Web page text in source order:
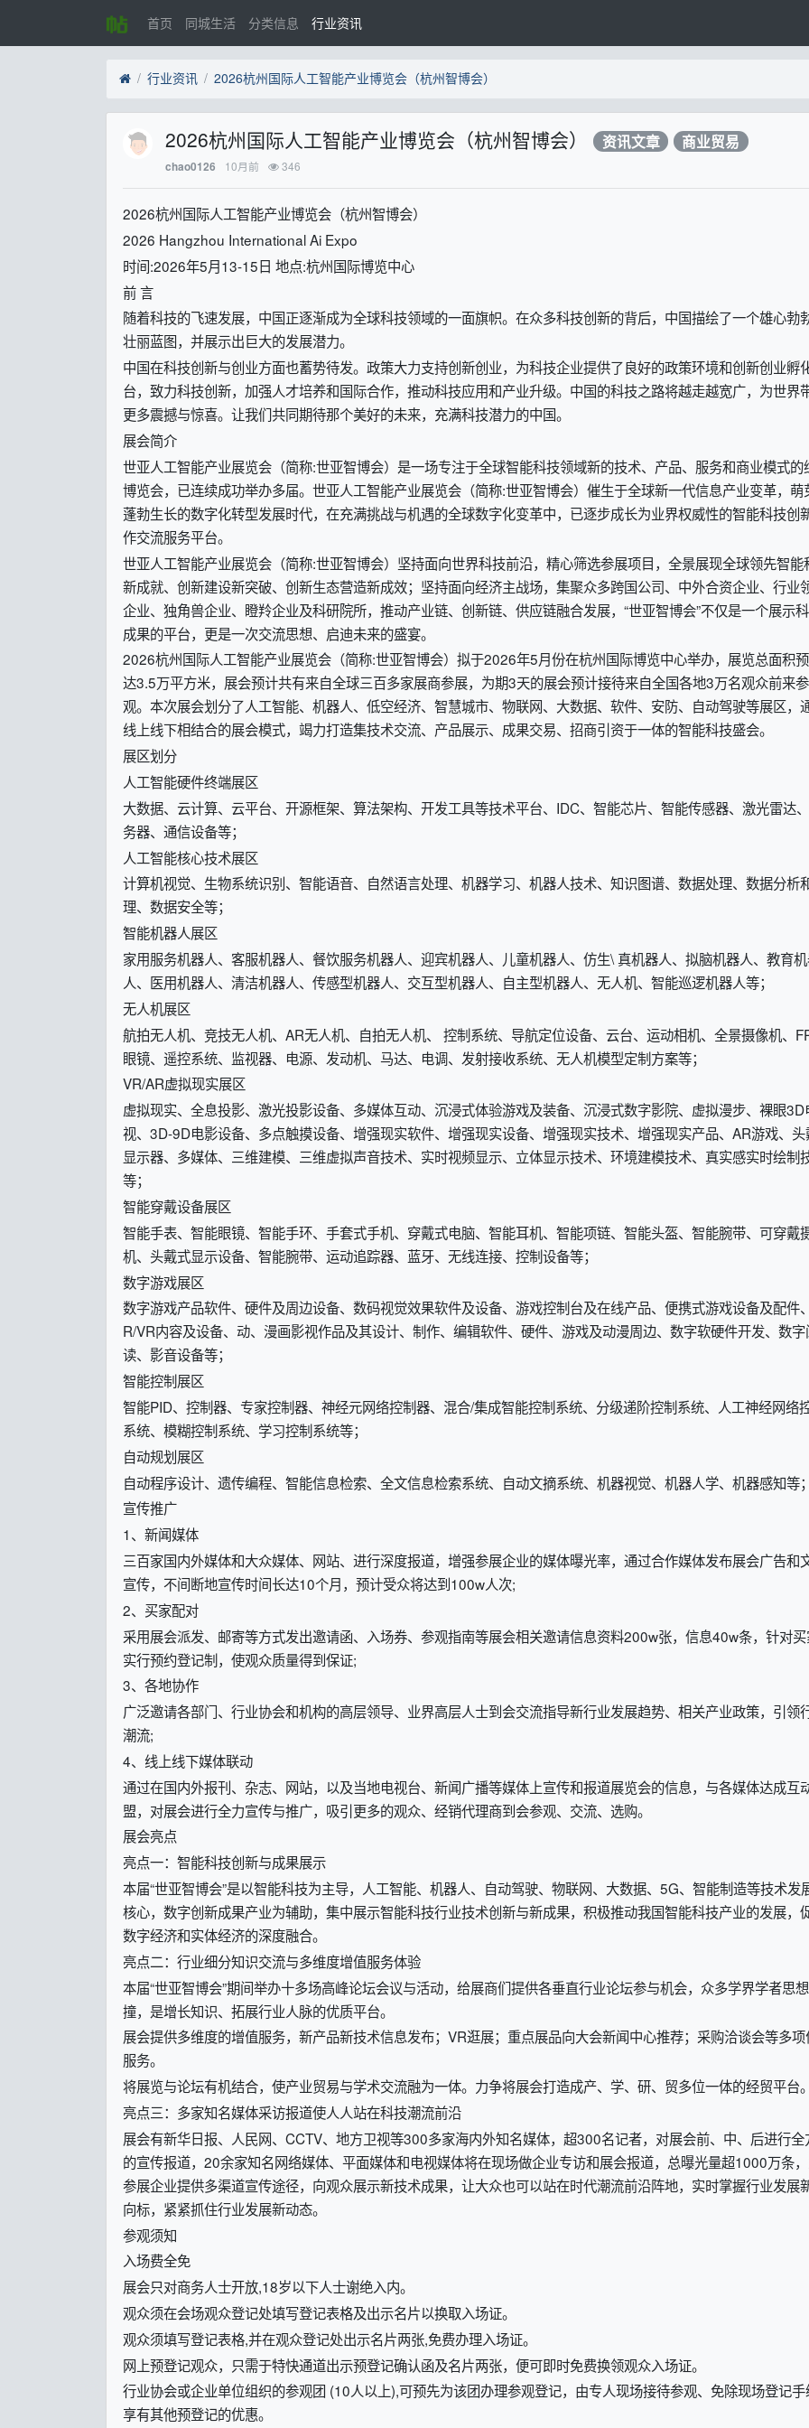
首页 同城生活 分类信息 行业资讯
行业资讯 2026杭州国际人工智能产业博览会（杭州智博会）
2026杭州国际人工智能产业博览会（杭州智博会） 资讯文章 商业贸易
chao0126 10月前 346
2026杭州国际人工智能产业博览会（杭州智博会）
2026 Hangzhou International Ai Expo
时间:2026年5月13-15日 地点:杭州国际博览中心
前 言
随着科技的飞速发展，中国正逐渐成为全球科技领域的一面旗帜。在众多科技创新的背后，中国描绘了一个雄心勃
壮丽蓝图，并展示出巨大的发展潜力。
中国在科技创新与创业方面也蓄势待发。政策大力支持创新创业，为科技企业提供了良好的政策环境和创新创业孵
台，致力科技创新，加强人才培养和国际合作，推动科技应用和产业升级。中国的科技之路将越走越宽广，为世界
更多震撼与惊喜。让我们共同期待那个美好的未来，充满科技潜力的中国。
展会简介
世亚人工智能产业展览会（简称:世亚智博会）是一场专注于全球智能科技领域新的技术、产品、服务和商业模式的
博览会，已连续成功举办多届。世亚人工智能产业展览会（简称:世亚智博会）催生于全球新一代信息产业变革，萌
蓬勃生长的数字化转型发展时代，在充满挑战与机遇的全球数字化变革中，已逐步成长为业界权威性的智能科技创
作交流服务平台。
世亚人工智能产业展览会（简称:世亚智博会）坚持面向世界科技前沿，精心筛选参展项目，全景展现全球领先智能
新成就、创新建设新突破、创新生态营造新成效；坚持面向经济主战场，集聚众多跨国公司、中外合资企业、行业
企业、独角兽企业、瞪羚企业及科研院所，推动产业链、创新链、供应链融合发展，“世亚智博会”不仅是一个展示
成果的平台，更是一次交流思想、启迪未来的盛宴。
2026杭州国际人工智能产业展览会（简称:世亚智博会）拟于2026年5月份在杭州国际博览中心举办，展览总面积
达3.5万平方米，展会预计共有来自全球三百多家展商参展，为期3天的展会预计接待来自全国各地3万名观众前来参
观。本次展会划分了人工智能、机器人、低空经济、智慧城市、物联网、大数据、软件、安防、自动驾驶等展区，
线上线下相结合的展会模式，竭力打造集技术交流、产品展示、成果交易、招商引资于一体的智能科技盛会。
展区划分
人工智能硬件终端展区
大数据、云计算、云平台、开源框架、算法架构、开发工具等技术平台、IDC、智能芯片、智能传感器、激光雷达
务器、通信设备等；
人工智能核心技术展区
计算机视觉、生物系统识别、智能语音、自然语言处理、机器学习、机器人技术、知识图谱、数据处理、数据分析
理、数据安全等；
智能机器人展区
家用服务机器人、客服机器人、餐饮服务机器人、迎宾机器人、儿童机器人、仿生\ 真机器人、拟脑机器人、教育
人、医用机器人、清洁机器人、传感型机器人、交互型机器人、自主型机器人、无人机、智能巡逻机器人等；
无人机展区
航拍无人机、竞技无人机、AR无人机、自拍无人机、 控制系统、导航定位设备、云台、运动相机、全景摄像机、
眼镜、遥控系统、监视器、电源、发动机、马达、电调、发射接收系统、无人机模型定制方案等；
VR/AR虚拟现实展区
虚拟现实、全息投影、激光投影设备、多媒体互动、沉浸式体验游戏及装备、沉浸式数字影院、虚拟漫步、裸眼3D
视、3D-9D电影设备、多点触摸设备、增强现实软件、增强现实设备、增强现实技术、增强现实产品、AR游戏、头
显示器、多媒体、三维建模、三维虚拟声音技术、实时视频显示、立体显示技术、环境建模技术、真实感实时绘制
等；
智能穿戴设备展区
智能手表、智能眼镜、智能手环、手套式手机、穿戴式电脑、智能耳机、智能项链、智能头盔、智能腕带、可穿戴
机、头戴式显示设备、智能腕带、运动追踪器、蓝牙、无线连接、控制设备等；
数字游戏展区
数字游戏产品软件、硬件及周边设备、数码视觉效果软件及设备、游戏控制台及在线产品、便携式游戏设备及配件
R/VR内容及设备、动、漫画影视作品及其设计、制作、编辑软件、硬件、游戏及动漫周边、数字软硬件开发、数字
读、影音设备等；
智能控制展区
智能PID、控制器、专家控制器、神经元网络控制器、混合/集成智能控制系统、分级递阶控制系统、人工神经网络
系统、模糊控制系统、学习控制系统等；
自动规划展区
自动程序设计、遗传编程、智能信息检索、全文信息检索系统、自动文摘系统、机器视觉、机器人学、机器感知等；
宣传推广
1、新闻媒体
三百家国内外媒体和大众媒体、网站、进行深度报道，增强参展企业的媒体曝光率，通过合作媒体发布展会广告和
宣传，不间断地宣传时间长达10个月，预计受众将达到100w人次;
2、买家配对
采用展会派发、邮寄等方式发出邀请函、入场券、参观指南等展会相关邀请信息资料200w张，信息40w条，针对买
实行预约登记制，使观众质量得到保证;
3、各地协作
广泛邀请各部门、行业协会和机构的高层领导、业界高层人士到会交流指导新行业发展趋势、相关产业政策，引领
潮流;
4、线上线下媒体联动
通过在国内外报刊、杂志、网站，以及当地电视台、新闻广播等媒体上宣传和报道展览会的信息，与各媒体达成互
盟，对展会进行全力宣传与推广，吸引更多的观众、经销代理商到会参观、交流、选购。
展会亮点
亮点一：智能科技创新与成果展示
本届“世亚智博会”是以智能科技为主导，人工智能、机器人、自动驾驶、物联网、大数据、5G、智能制造等技术发
核心，数字创新成果产业为辅助，集中展示智能科技行业技术创新与新成果，积极推动我国智能科技产业的发展，
数字经济和实体经济的深度融合。
亮点二：行业细分知识交流与多维度增值服务体验
本届“世亚智博会”期间举办十多场高峰论坛会议与活动，给展商们提供各垂直行业论坛参与机会，众多学界学者思
撞，是增长知识、拓展行业人脉的优质平台。
展会提供多维度的增值服务，新产品新技术信息发布；VR逛展；重点展品向大会新闻中心推荐；采购洽谈会等多项
服务。
将展览与论坛有机结合，使产业贸易与学术交流融为一体。力争将展会打造成产、学、研、贸多位一体的经贸平台。
亮点三：多家知名媒体采访报道使人人站在科技潮流前沿
展会有新华日报、人民网、CCTV、地方卫视等300多家海内外知名媒体，超300名记者，对展会前、中、后进行全
的宣传报道，20余家知名网络媒体、平面媒体和电视媒体将在现场做企业专访和展会报道，总曝光量超1000万条
参展企业提供多渠道宣传途径，向观众展示新技术成果，让大众也可以站在时代潮流前沿阵地，实时掌握行业发展
向标，紧紧抓住行业发展新动态。
参观须知
入场费全免
展会只对商务人士开放,18岁以下人士谢绝入内。
观众须在会场观众登记处填写登记表格及出示名片以换取入场证。
观众须填写登记表格,并在观众登记处出示名片两张,免费办理入场证。
网上预登记观众，只需于特快通道出示预登记确认函及名片两张，便可即时免费换领观众入场证。
行业协会或企业单位组织的参观团 (10人以上),可预先为该团办理参观登记，由专人现场接待参观、免除现场登记手
享有其他预登记的优惠。